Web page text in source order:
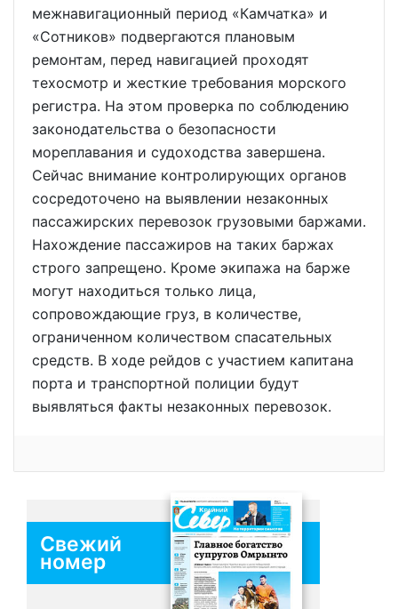
межнавигационный период «Камчатка» и
«Сотников» подвергаются плановым
ремонтам, перед навигацией проходят
техосмотр и жесткие требования морского
регистра. На этом проверка по соблюдению
законодательства о безопасности
мореплавания и судоходства завершена.
Сейчас внимание контролирующих органов
сосредоточено на выявлении незаконных
пассажирских перевозок грузовыми баржами.
Нахождение пассажиров на таких баржах
строго запрещено. Кроме экипажа на барже
могут находиться только лица,
сопровождающие груз, в количестве,
ограниченном количеством спасательных
средств. В ходе рейдов с участием капитана
порта и транспортной полиции будут
выявляться факты незаконных перевозок.
Свежий
номер